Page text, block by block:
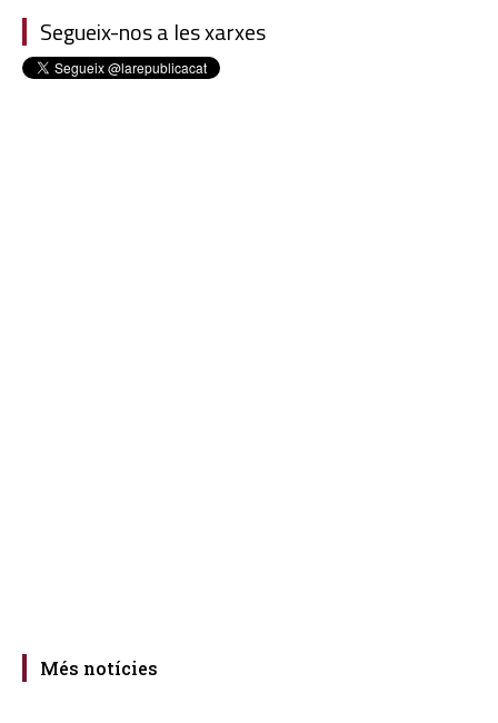
Segueix-nos a les xarxes
Més notícies